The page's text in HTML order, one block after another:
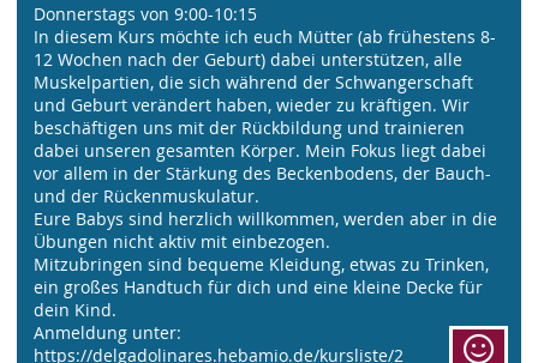
Donnerstags von 9:00-10:15
In diesem Kurs möchte ich euch Mütter (ab frühestens 8-
12 Wochen nach der Geburt) dabei unterstützen, alle
Muskelpartien, die sich während der Schwangerschaft
und Geburt verändert haben, wieder zu kräftigen. Wir
beschäftigen uns mit der Rückbildung und trainieren
dabei unseren gesamten Körper. Mein Fokus liegt dabei
vor allem in der Stärkung des Beckenbodens, der Bauch-
und der Rückenmuskulatur.
Eure Babys sind herzlich willkommen, werden aber in die
Übungen nicht aktiv mit einbezogen.
Mitzubringen sind bequeme Kleidung, etwas zu Trinken,
ein großes Handtuch für dich und eine kleine Decke für
dein Kind.
Anmeldung unter:
https://delgadolinares.hebamio.de/kursliste/2